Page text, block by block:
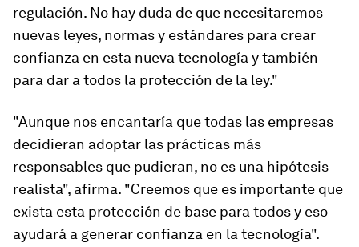
regulación. No hay duda de que necesitaremos
nuevas leyes, normas y estándares para crear
confianza en esta nueva tecnología y también
para dar a todos la protección de la ley."
"Aunque nos encantaría que todas las empresas
decidieran adoptar las prácticas más
responsables que pudieran, no es una hipótesis
realista", afirma. "Creemos que es importante que
exista esta protección de base para todos y eso
ayudará a generar confianza en la tecnología".